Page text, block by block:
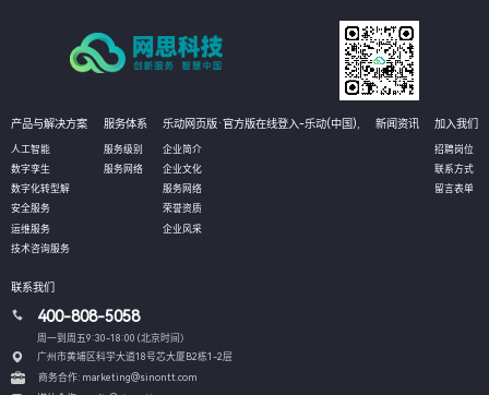
产品与解决方案
人工智能
数字孪生
数字化转型解
安全服务
运维服务
技术咨询服务
服务体系
服务级别
服务网络
乐动网页版·官方版在线登入-乐动(中国),
企业简介
企业文化
服务网络
荣誉资质
企业风采
新闻资讯 加入我们
招聘岗位
联系方式
留言表单
联系我们
400-808-5058
周一到周五9:30-18:00 (北京时间）
广州市黄埔区科学大道18号芯大厦B2栋1-2层
商务合作: marketing@sinontt.com